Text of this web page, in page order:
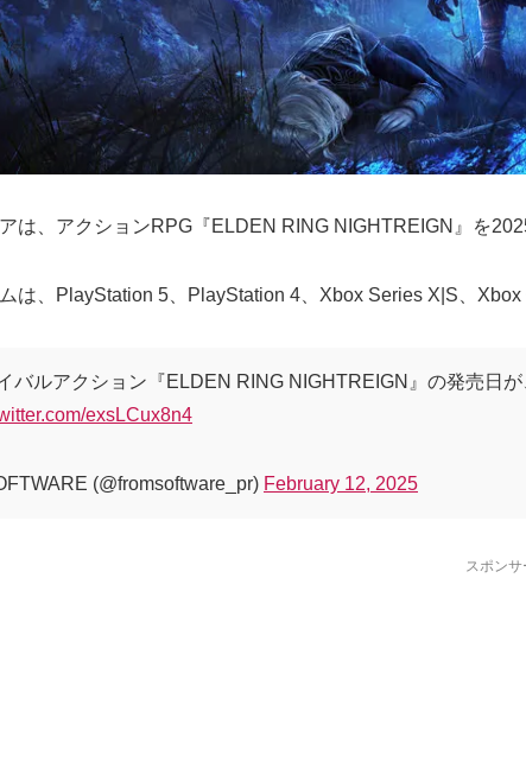
は、アクションRPG『ELDEN RING NIGHTREIGN』を
は、PlayStation 5、PlayStation 4、Xbox Series X|S、
バルアクション『ELDEN RING NIGHTREIGN』の発売日
exsLCux8n4
(@fromsoftware_pr) February 12, 2025
スポンサ